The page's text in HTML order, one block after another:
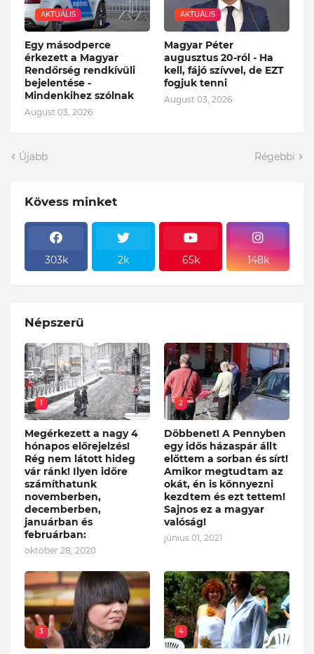
AKTUÁLIS
Egy másodperce
érkezett a Magyar
Rendőrség rendkívüli
bejelentése -
Mindenkihez szólnak
August 03, 2026
AKTUÁLIS
Magyar Péter
augusztus 20-ról - Ha
kell, fájó szívvel, de EZT
fogjuk tenni
August 03, 2026
Újabb Régebbi
Kövess minket
303k 2k 65k 148k
Népszerű
1
Megérkezett a nagy 4
hónapos előrejelzés!
Rég nem látott hideg
vár ránk! Ilyen időre
számíthatunk
novemberben,
decemberben,
januárban és
februárban:
október 28, 2020
2
Döbbenet! A Pennyben
egy idős házaspár állt
előttem a sorban és sírt!
Amikor megtudtam az
okát, én is könnyezni
kezdtem és ezt tettem!
Sajnos ez a magyar
valóság!
június 01, 2021
3 4